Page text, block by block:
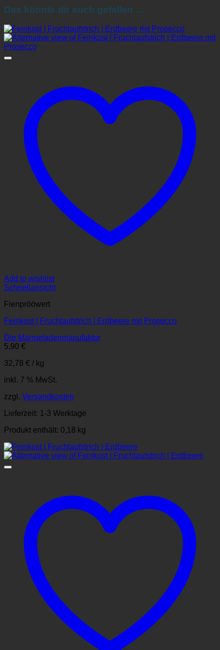
Das könnte dir auch gefallen …
Add to wishlist
Schnellansicht
Fienprööwert
Feinkost | Fruchtaufstrich | Erdbeere mit Prosecco
Die Marmeladenmanufaktur
5,90 €
32,78 € / kg
inkl. 7 % MwSt.
zzgl. Versandkosten
Lieferzeit: 1-3 Werktage
Produkt enthält: 0,18 kg